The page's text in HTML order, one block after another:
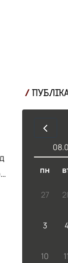
пн
27
3
10